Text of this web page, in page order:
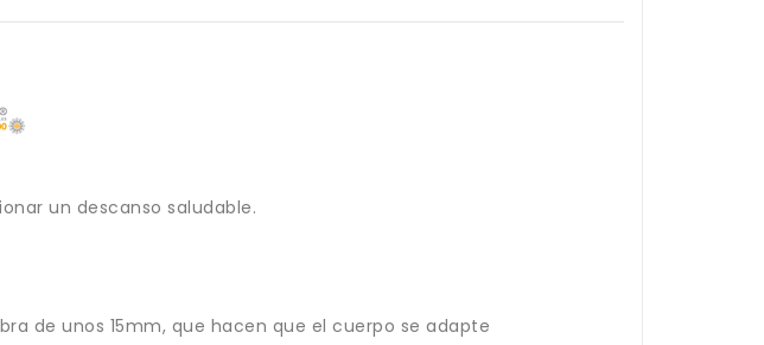
un descanso saludable.
de unos 15mm, que hacen que el cuerpo se adapte